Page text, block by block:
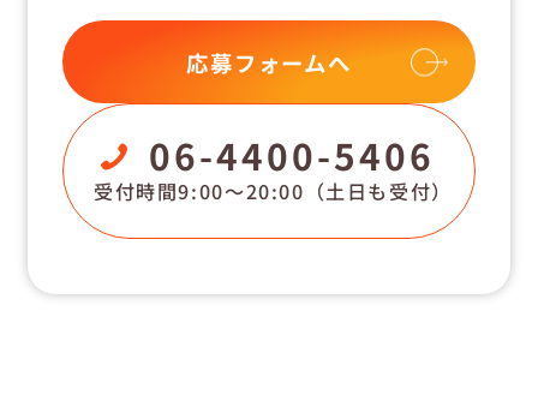
応募フォームへ
06-4400-5406
受付時間9:00〜20:00 （土日も受付）